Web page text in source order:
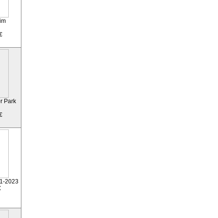
Park
2023